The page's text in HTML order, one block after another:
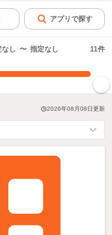
アプリで探す
なし 〜 指定なし 11件
2026年08月08日更新